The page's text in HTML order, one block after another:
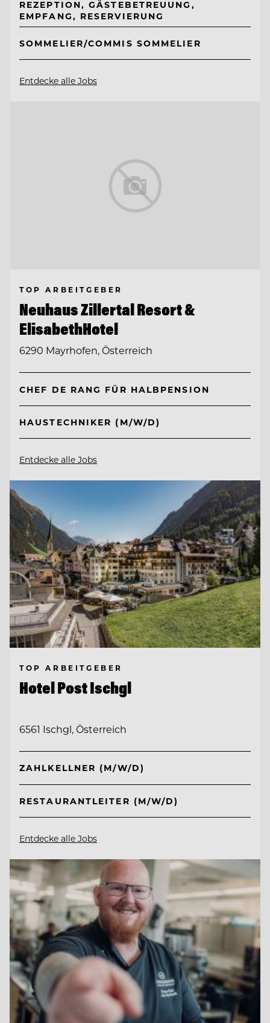
REZEPTION, GÄSTEBETREUUNG,
EMPFANG, RESERVIERUNG
SOMMELIER/COMMIS SOMMELIER
Entdecke alle Jobs
TOP ARBEITGEBER
Neuhaus Zillertal Resort &
ElisabethHotel
6290 Mayrhofen, Österreich
CHEF DE RANG FÜR HALBPENSION
HAUSTECHNIKER (M/W/D)
Entdecke alle Jobs
TOP ARBEITGEBER
Hotel Post Ischgl
6561 Ischgl, Österreich
ZAHLKELLNER (M/W/D)
RESTAURANTLEITER (M/W/D)
Entdecke alle Jobs